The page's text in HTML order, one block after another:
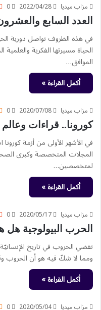
مزاب ميديا 2022/04/28
0
العدد السابع
في هذه الظروف تواصل دورية
الموافق…
أكمل القراءة »
مزاب ميديا 2020/07/08
0
كورونا.. قراءات
في الأشهر الأولى من أزمة
المجلات المتخصصة وكبرى
لمتخصصين…
أكمل القراءة »
مزاب ميديا 2020/05/17
0
الحرب البيولوجية هل
تقضي الحروب في تاريخ
ومما لا شكّ فيه هو أن الحروب
أكمل القراءة »
مزاب ميديا 2020/05/04
0